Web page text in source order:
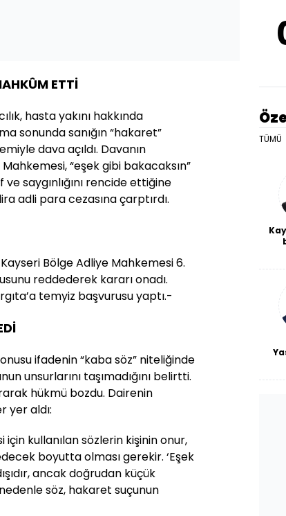
ETTİ
hasta yakını hakkında
sonunda sanığın “hakaret”
dava açıldı. Davanın
“eşek gibi bakacaksın”
saygınlığını rencide ettiğine
adli para cezasına çarptırdı.
Bölge Adliye Mahkemesi 6.
reddederek kararı onadı.
temyiz başvurusu yaptı.-
ifadenin “kaba söz” niteliğinde
unsurlarını taşımadığını belirtti.
hükmü bozdu. Dairenin
yer aldı:
kullanılan sözlerin kişinin onur,
boyutta olması gerekir. ‘Eşek
ancak doğrudan küçük
söz, hakaret suçunun
TÜMÜ